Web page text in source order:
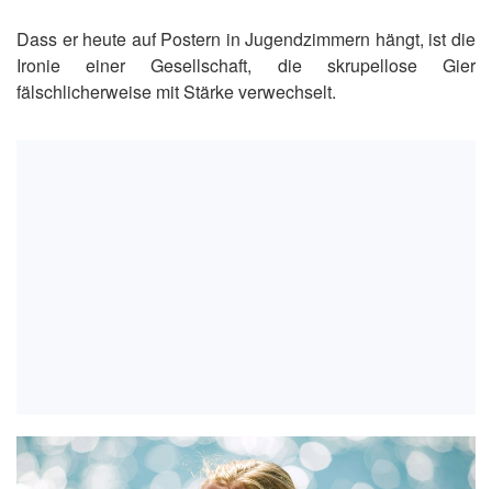
Dass er heute auf Postern in Jugendzimmern hängt, ist die
Ironie einer Gesellschaft, die skrupellose Gier
fälschlicherweise mit Stärke verwechselt.